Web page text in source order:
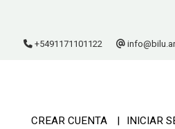
+5491171101122 info@bilu.ar
CREAR CUENTA INICIAR